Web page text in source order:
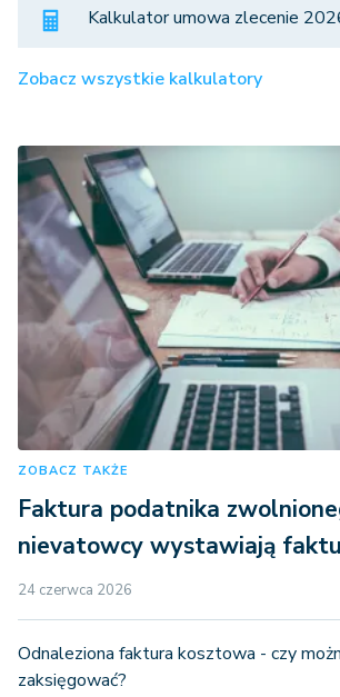
Kalkulator umowa zlecenie
Zobacz wszystkie kalkulatory
ZOBACZ TAKŻE
Faktura podatnika
nievatowcy wystawiają
24 czerwca 2026
Odnaleziona faktura kosztowa - czy
zaksięgować?